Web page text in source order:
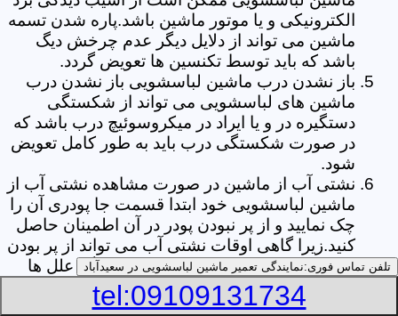
الکترونیکی و یا موتور ماشین باشد.پاره شدن تسمه
ماشین می تواند از دلایل دیگر عدم چرخش دیگ
باشد که باید توسط تکنسین ها تعویض گردد.
باز نشدن درب ماشین لباسشویی باز نشدن درب
ماشین های لباسشویی می تواند از شکستگی
دستگیره در و یا ایراد در میکروسوئیچ درب باشد که
در صورت شکستگی درب باید به طور کامل تعویض
شود.
نشتی آب از ماشین در صورت مشاهده نشتی آب از
ماشین لباسشویی خود ابتدا قسمت جا پودری آن را
چک نمایید و از پر نبودن پودر در آن اطمینان حاصل
کنید.زیرا گاهی اوقات نشتی آب می تواند از پر بودن
بیش از حد جا پودری از پودر باشد.از دیگر علل ها
می توان به پارگی لاستیک دور درب ماشین شلنگ
تخلیه خرطومی زیر دیگ و یا شکستگی دیگ ماشین
تلفن تماس فوری:نمایندگی تعمیر ماشین لباسشویی در سعیدآباد
tel:09109131734